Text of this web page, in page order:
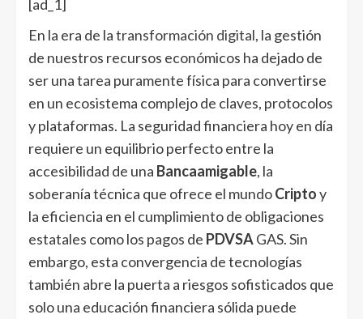
[ad_1]
En la era de latransformación digital, la gestión
de nuestros recursos económicos ha dejado de
ser una tarea puramente física para convertirse
en un ecosistema complejo de claves, protocolos
y plataformas. La seguridad financiera hoy en día
requiere un equilibrio perfecto entre la
accesibilidad de una Bancaamigable, la
soberanía técnica que ofrece el mundoCriptoy
la eficiencia en el cumplimiento de obligaciones
estatales como los pagos de PDVSAGAS. Sin
embargo, esta convergencia de tecnologías
también abre la puerta a riesgos sofisticados que
solo una educación financiera sólida puede